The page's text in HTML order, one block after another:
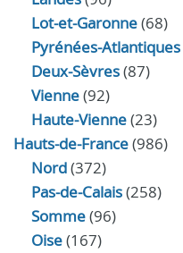
Lot-et-Garonne(68)
Pyrénées-Atlantiques
Deux-Sèvres(87)
Vienne(92)
Haute-Vienne(23)
Hauts-de-France(986)
Nord(372)
Pas-de-Calais(258)
Somme(96)
Oise(167)